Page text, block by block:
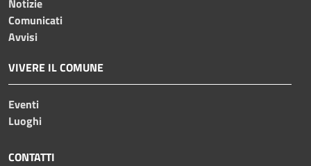
Notizie
Comunicati
Avvisi
VIVERE IL COMUNE
Eventi
Luoghi
CONTATTI